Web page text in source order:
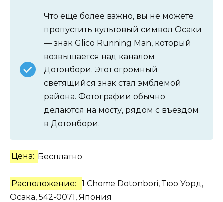
Что еще более важно, вы не можете
пропустить культовый символ Осаки
— знак Glico Running Man, который
возвышается над каналом
Дотонбори. Этот огромный
светящийся знак стал эмблемой
района. Фотографии обычно
делаются на мосту, рядом с въездом
в Дотонбори.
Цена: Бесплатно
Расположение:
1 Chome Dotonbori, Тюо Уорд,
Осака, 542-0071, Япония